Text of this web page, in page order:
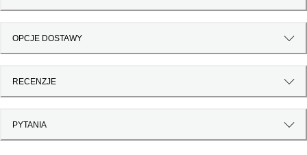
OPCJE DOSTAWY
RECENZJE
PYTANIA